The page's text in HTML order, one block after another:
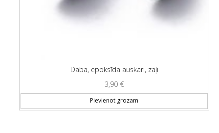
Daba, epoksīda auskari, zaļi
3,90 €
Pievienot grozam